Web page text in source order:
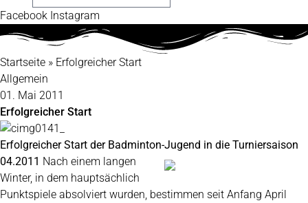
Facebook Instagram
Startseite » Erfolgreicher Start
Allgemein
01. Mai 2011
Erfolgreicher Start
Erfolgreicher Start der Badminton-Jugend in die Turniersaison
04.2011 Nach einem langen
Winter, in dem hauptsächlich
Punktspiele absolviert wurden, bestimmen seit Anfang April